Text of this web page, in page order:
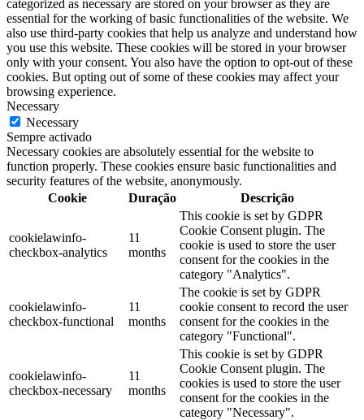
categorized as necessary are stored on your browser as they are
essential for the working of basic functionalities of the website. We
also use third-party cookies that help us analyze and understand how
you use this website. These cookies will be stored in your browser
only with your consent. You also have the option to opt-out of these
cookies. But opting out of some of these cookies may affect your
browsing experience.
Necessary
Necessary
Sempre activado
Necessary cookies are absolutely essential for the website to
function properly. These cookies ensure basic functionalities and
security features of the website, anonymously.
Cookie
Duração Descrição
cookielawinfo-
checkbox-analytics
11
months
This cookie is set by GDPR
Cookie Consent plugin. The
cookie is used to store the user
consent for the cookies in the
category "Analytics".
cookielawinfo-
checkbox-functional
11
months
The cookie is set by GDPR
cookie consent to record the user
consent for the cookies in the
category "Functional".
cookielawinfo-
checkbox-necessary
11
months
This cookie is set by GDPR
Cookie Consent plugin. The
cookies is used to store the user
consent for the cookies in the
category "Necessary".